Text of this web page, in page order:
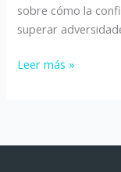
sobre cómo la
superar
Leer más »